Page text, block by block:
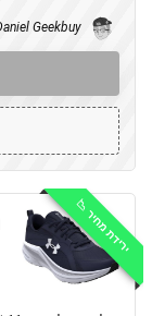
ירידת מחיר 📉